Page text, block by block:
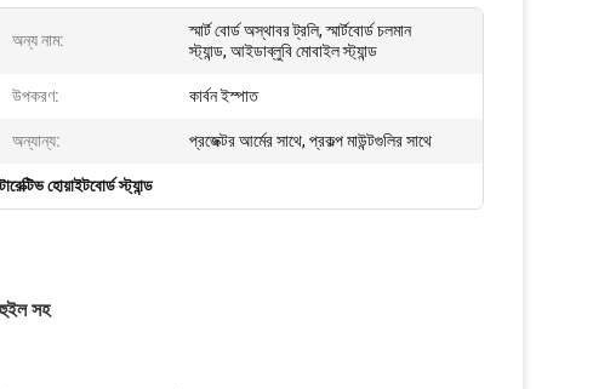
অন্য নাম:
স্মার্ট বোর্ড অস্থাবর ট্রলি, স্মার্টবোর্ড চলমান
স্ট্যান্ড, আইডাব্লুবি মোবাইল স্ট্যান্ড
উপকরণ: কার্বন ইস্পাত
অন্যান্য: প্রজেক্টর আর্মের সাথে, প্রকল্প মাউন্টগুলির সাথে
হোয়াইটবোর্ড স্ট্যান্ড
হুইল সহ